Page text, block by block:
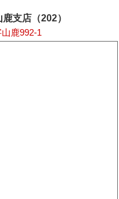
支店（202）
鹿992-1